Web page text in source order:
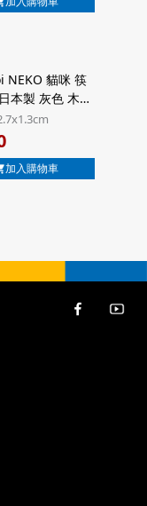
NEKO 貓咪 筷
本製 灰色 木筷
盒 (285)【市集
本市集】
加入購物車